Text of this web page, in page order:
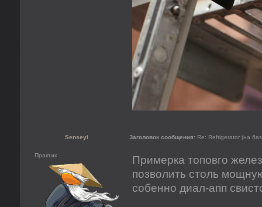
Senseyi Заголовок сообщения: Re: Refrigerator (на
Практик
Примерка топовго
позволить столь
собенно диал-апп